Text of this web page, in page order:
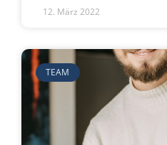
12. März 2022
TEAM